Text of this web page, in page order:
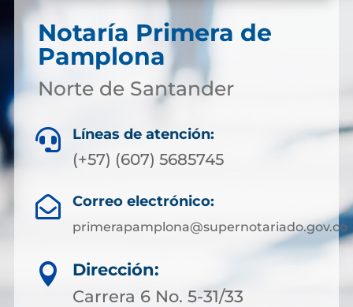
Notaría Primera de
Pamplona
Norte de Santander
 Líneas de atención:
(+57) (607) 5685745
 Correo electrónico:
primerapamplona@supernotariado.gov.co

Dirección:
Carrera 6 No. 5-31/33